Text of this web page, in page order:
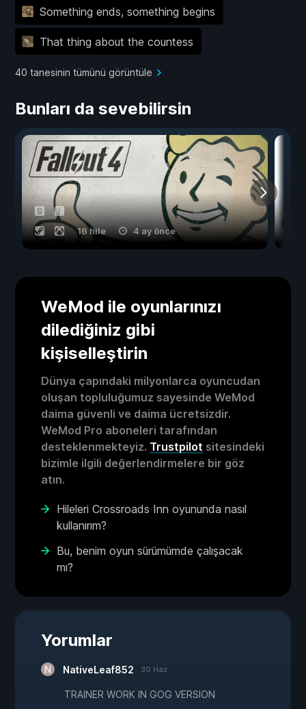
Something ends, something begins
That thing about the countess
40 tanesinin tümünü görüntüle
Bunları da sevebilirsin
16 hile 4 ay önce
WeMod ile oyunlarınızı
dilediğiniz gibi
kişiselleştirin
Dünya çapındaki milyonlarca oyuncudan
oluşan topluluğumuz sayesinde WeMod
daima güvenli ve daima ücretsizdir.
WeMod Pro aboneleri tarafından
desteklenmekteyiz. Trustpilot sitesindeki
bizimle ilgili değerlendirmelere bir göz
atın.
Hileleri Crossroads Inn oyununda nasıl
kullanırım?
Bu, benim oyun sürümümde çalışacak
mı?
Yorumlar
NativeLeaf852 30 Haz
TRAINER WORK IN GOG VERSION